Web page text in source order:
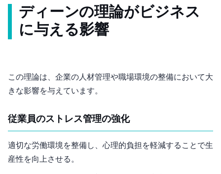
ディーン(1983)の理論がビジネス
に与える影響
この理論は、企業の人材管理や職場環境の整備において大
きな影響を与えています。
従業員のストレス管理の強化
適切な労働環境を整備し、心理的負担を軽減することで生
産性を向上させる。